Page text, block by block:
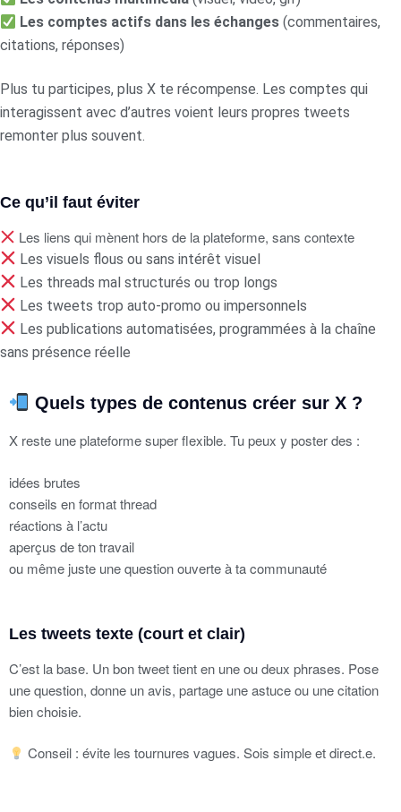
Les comptes actifs dans les échanges (commentaires,
citations, réponses)
Plus tu participes, plus X te récompense. Les comptes qui
interagissent avec d’autres voient leurs propres tweets
remonter plus souvent.
Ce qu’il faut éviter
Les liens qui mènent hors de la plateforme, sans contexte
Les visuels flous ou sans intérêt visuel
Les threads mal structurés ou trop longs
Les tweets trop auto-promo ou impersonnels
Les publications automatisées, programmées à la chaîne
sans présence réelle
Quels types de contenus créer sur X ?
X reste une plateforme super flexible. Tu peux y poster des :
idées brutes
conseils en format thread
réactions à l’actu
aperçus de ton travail
ou même juste une question ouverte à ta communauté
Les tweets texte (court et clair)
C’est la base. Un bon tweet tient en une ou deux phrases. Pose
une question, donne un avis, partage une astuce ou une citation
bien choisie.
Conseil : évite les tournures vagues. Sois simple et direct.e.